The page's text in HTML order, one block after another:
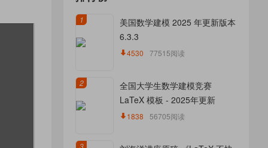
1
美国数学建模 2025 年更新版本
6.3.3
4530 77515阅读
2
全国大学生数学建模竞赛
LaTeX 模板 - 2025年更新
1838 56705阅读
3